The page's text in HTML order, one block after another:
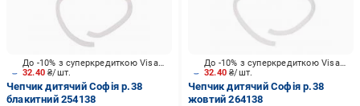
32.40₴/шт.
До -10% з суперкредиткою Visa Вигода
Чепчик дитячий Софія р.38
блакитний 254138
32.40₴/шт.
До -10% з суперкредиткою Visa Вигода
Чепчик дитячий Софія р.38
жовтий 264138